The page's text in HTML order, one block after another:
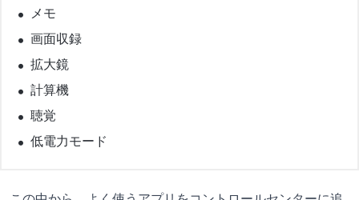
メモ
画面収録
拡大鏡
計算機
聴覚
低電力モード